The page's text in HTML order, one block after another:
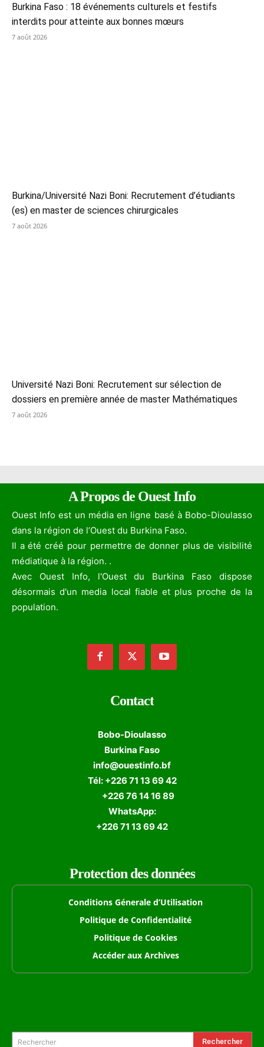
Burkina Faso : 18 événements culturels et festifs
interdits pour atteinte aux bonnes mœurs
7 août 2026
Burkina/Université Nazi Boni: Recrutement d’étudiants
(es) en master de sciences chirurgicales
7 août 2026
Université Nazi Boni: Recrutement sur sélection de
dossiers en première année de master Mathématiques
7 août 2026
A Propos de Ouest Info
Ouest Info est un média en ligne basé à Bobo-Dioulasso
dans la région de l’Ouest du Burkina Faso.
Il a été créé pour permettre de donner plus de visibilité
médiatique à la région. .
Avec Ouest Info, l'Ouest du Burkina Faso dispose
désormais d'un media local fiable et plus proche de la
population.
Contact
Bobo-Dioulasso
Burkina Faso
info@ouestinfo.bf
Tél: +226 71 13 69 42
+226 76 14 16 89
WhatsApp:
+226 71 13 69 42
Protection des données
Conditions Génerale d’Utilisation
Politique de Confidentialité
Politique de Cookies
Accéder aux Archives
Rechercher Rechercher